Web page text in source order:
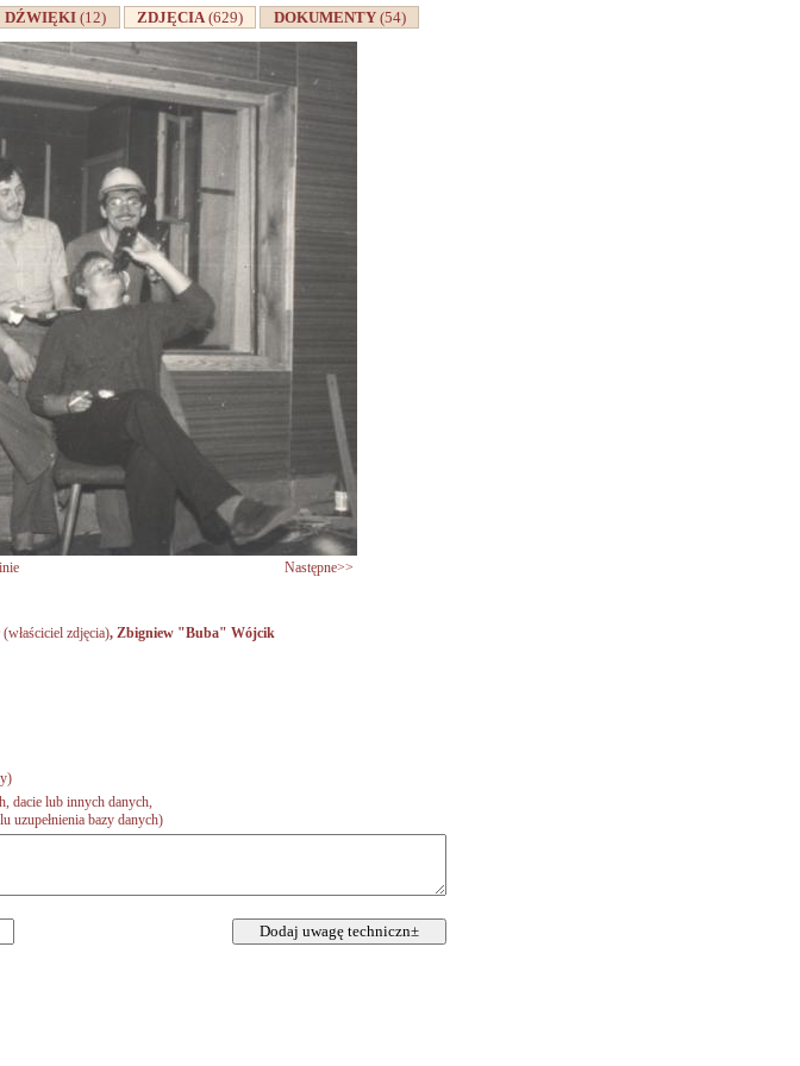
DŹWIĘKI(12) ZDJĘCIA(629) DOKUMENTY (54)
Następne>>
(właściciel zdjęcia), Zbigniew "Buba" Wójcik
dacie lub innych danych,
uzupełnienia bazy danych)